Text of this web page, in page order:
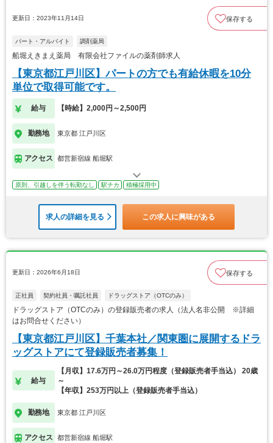
更新日：2023年11月14日 保存する
パート・アルバイト 調剤薬局
船堀えきまえ薬局 有限会社ファイルの薬剤師求人
【東京都江戸川区】パートの方でも有給休暇を10分
単位で取得可能です。
給与 【時給】2,000円～2,500円
勤務地 東京都 江戸川区
アクセス 都営新宿線 船堀駅
原則、引越しを伴う転勤なし 駅チカ 積極採用中
求人の詳細を見る この求人に興味がある
更新日：2026年6月18日 保存する
正社員 契約社員・嘱託社員 ドラッグストア（OTCのみ）
ドラッグストア（OTCのみ）の登録販売者の求人（法人名非公開 ※詳細
はお問合せください）
【東京都江戸川区】千葉本社／関東圏に展開するドラ
ッグストアにて登録販売者募集！
給与
【月収】17.6万円～26.0万円程度（登録販売者手当込） 20歳
～
【年収】253万円以上（登録販売者手当込）
勤務地 東京都 江戸川区
アクセス 都営新宿線 船堀駅